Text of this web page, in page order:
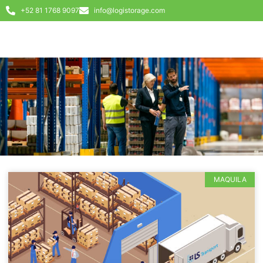
+52 81 1768 9097 info@logistorage.com
MAQUILA